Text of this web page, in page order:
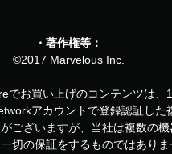
・著作権等：
©2017 Marvelous Inc.
でお買い上げのコンテンツは、
アカウントで登録認証した
ございますが、当社は複数の
切の保証をするものではあり